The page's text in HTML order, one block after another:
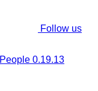
Follow us
People 0.19.13